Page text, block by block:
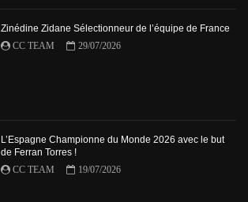
Zinédine Zidane Sélectionneur de l’équipe de France
CC TEAM
29/07/2026
L’Espagne Championne du Monde 2026 avec le but
de Ferran Torres !
CC TEAM
19/07/2026